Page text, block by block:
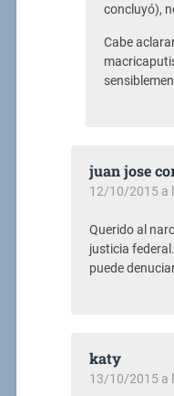
concluyó),
Cabe
juan jose
12/10/2015 a
Querido al
justicia
puede
katy
13/10/2015 a